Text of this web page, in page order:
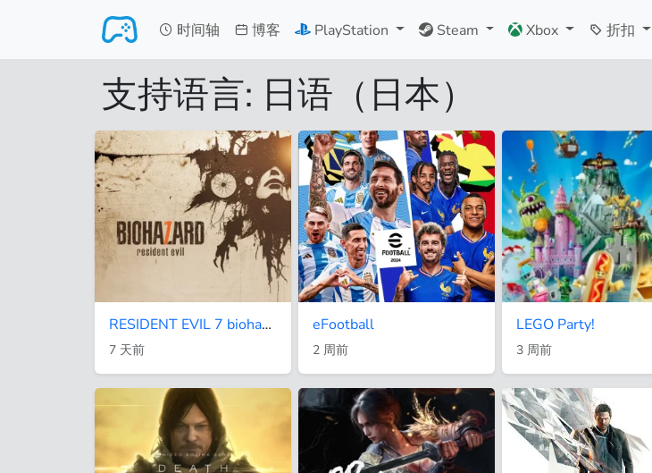
时间轴
博客 PlayStation Steam Xbox 折扣
支持语言: 日语（日本）
RESIDENT EVIL 7 biohazard
7 天前
eFootball
2 周前
LEGO Party!
3 周前